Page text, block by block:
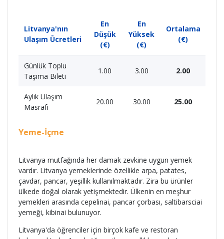
Litvanya'nın
Ulaşım Ücretleri
En
Düşük
(€)
En
Yüksek
(€)
Ortalama
(€)
Günlük Toplu
Taşıma Bileti
1.00 3.00 2.00
Aylık Ulaşım
Masrafı
20.00 30.00 25.00
Yeme-İçme
Litvanya mutfağında her damak zevkine uygun yemek
vardır. Litvanya yemeklerinde özellikle arpa, patates,
çavdar, pancar, yeşillik kullanılmaktadır. Zira bu ürünler
ülkede doğal olarak yetişmektedir. Ülkenin en meşhur
yemekleri arasında cepelinai, pancar çorbası, saltibarsciai
yemeği, kibinai bulunuyor.
Litvanya'da öğrenciler için birçok kafe ve restoran